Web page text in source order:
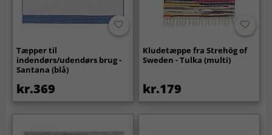
Tæpper til
indendørs/udendørs brug -
Santana (blå)
kr.369
Kludetæppe fra Strehög of
Sweden - Tulka (multi)
kr.179